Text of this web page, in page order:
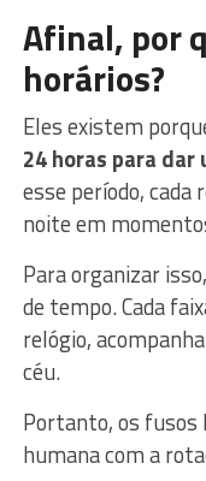
Afinal, por
horários?
Eles existem
24 horas para
esse período, cada
noite em
Para organizar
de tempo. Cada
relógio,
céu.
Portanto, os fusos
humana com a